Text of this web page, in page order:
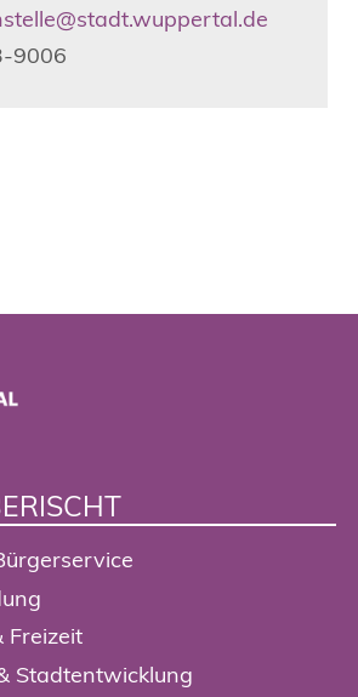
9006
Freizeit
Stadtentwicklung